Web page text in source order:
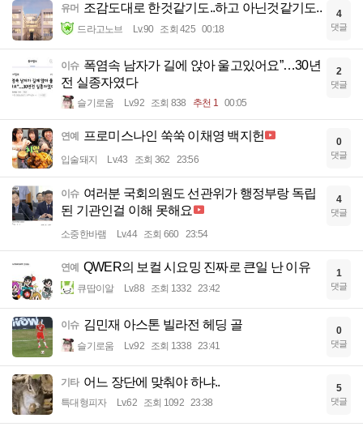
유머 조감도대로 한것같기도..하고 아닌것같기도..
드라고노브 Lv.90 조회 425 00:18
4
댓글
이슈 폭염속 남자가 길에 앉아 울고있어요”…30년
전 실종자였다
슬기로움 Lv.92 조회 838 추천 1 00:05
2
댓글
연예 프로미스나인 쑥쑥 이채영 백지헌
입술돼지 Lv.43 조회 362 23:56
0
댓글
이슈 여러분 국회의원도 선관위가 행정부랑 독립
된 기관인걸 이해 못해요
소중한바램 Lv.44 조회 660 23:54
4
댓글
연예 QWER의 보컬 시요밍 진짜로 큰일 난 이유
큐땁이알 Lv.88 조회 1332 23:42
1
댓글
이슈 김민재 아스톤 빌라전 헤딩 골
슬기로움 Lv.92 조회 1338 23:41
0
댓글
기타 어느 장단에 맞춰야 하냐..
특대형피자 Lv.62 조회 1092 23:38
5
댓글